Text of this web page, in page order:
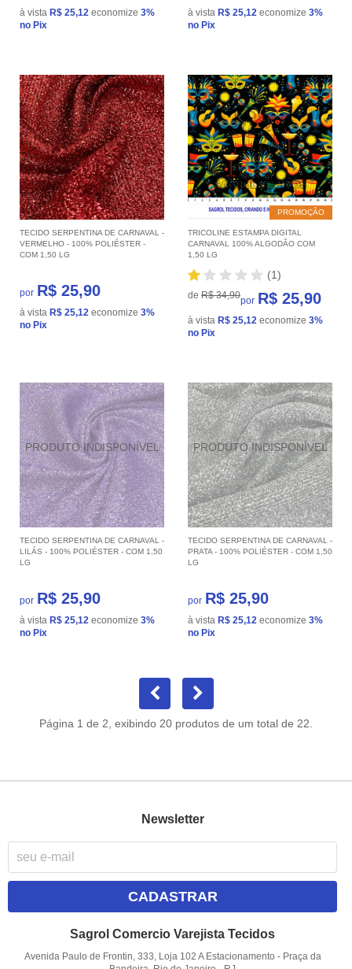
à vista R$ 25,12 economize 3%
no Pix
à vista R$ 25,12 economize 3%
no Pix
TECIDO SERPENTINA DE CARNAVAL -
VERMELHO - 100% POLIÉSTER -
COM 1,50 LG
por R$ 25,90
à vista R$ 25,12 economize 3%
no Pix
PROMOÇÃO
TRICOLINE ESTAMPA DIGITAL
CARNAVAL 100% ALGODÃO COM
1,50 LG
(1)
de R$ 34,90por R$ 25,90
à vista R$ 25,12 economize 3%
no Pix
TECIDO SERPENTINA DE CARNAVAL -
LILÁS - 100% POLIÉSTER - COM 1,50
LG
por R$ 25,90
à vista R$ 25,12 economize 3%
no Pix
TECIDO SERPENTINA DE CARNAVAL -
PRATA - 100% POLIÉSTER - COM 1,50
LG
por R$ 25,90
à vista R$ 25,12 economize 3%
no Pix
Página 1 de 2, exibindo 20 produtos de um total de 22.
Newsletter
CADASTRAR
Sagrol Comercio Varejista Tecidos
Avenida Paulo de Frontin, 333, Loja 102 A Estacionamento - Praça da